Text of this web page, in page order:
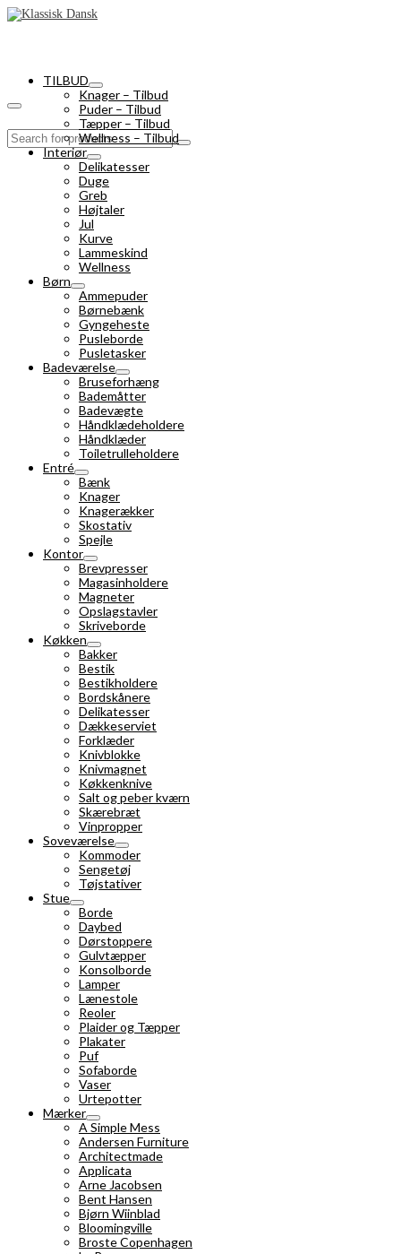
Search
for:
TILBUD
Knager – Tilbud
Puder – Tilbud
Tæpper – Tilbud
Wellness – Tilbud
Interiør
Delikatesser
Duge
Greb
Højtaler
Jul
Kurve
Lammeskind
Wellness
Børn
Ammepuder
Børnebænk
Gyngeheste
Pusleborde
Pusletasker
Badeværelse
Bruseforhæng
Bademåtter
Badevægte
Håndklædeholdere
Håndklæder
Toiletrulleholdere
Entré
Bænk
Knager
Knagerækker
Skostativ
Spejle
Kontor
Brevpresser
Magasinholdere
Magneter
Opslagstavler
Skriveborde
Køkken
Bakker
Bestik
Bestikholdere
Bordskånere
Delikatesser
Dækkeserviet
Forklæder
Knivblokke
Knivmagnet
Køkkenknive
Salt og peber kværn
Skærebræt
Vinpropper
Soveværelse
Kommoder
Sengetøj
Tøjstativer
Stue
Borde
Daybed
Dørstoppere
Gulvtæpper
Konsolborde
Lamper
Lænestole
Reoler
Plaider og Tæpper
Plakater
Puf
Sofaborde
Vaser
Urtepotter
Mærker
A Simple Mess
Andersen Furniture
Architectmade
Applicata
Arne Jacobsen
Bent Hansen
Bjørn Wiinblad
Bloomingville
Broste Copenhagen